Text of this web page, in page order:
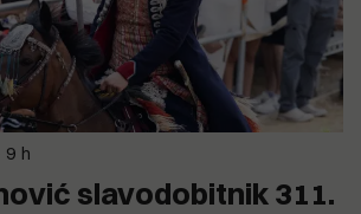
9 h
slavodobitnik 311.